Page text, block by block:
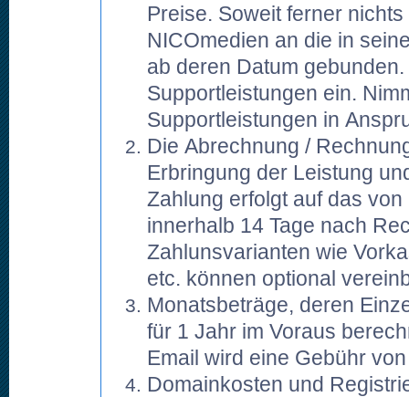
Preise. Soweit ferner
NICOmedien an die in
ab deren Datum
Supportleistungen ein.
Supportleistungen in
Die Abrechnung /
Erbringung der Leistung
Zahlung erfolgt auf das
innerhalb 14 Tage nach
Zahlunsvarianten wie
etc. können optional
Monatsbeträge, deren
für 1 Jahr im Voraus
Email wird eine Gebühr
Domainkosten und